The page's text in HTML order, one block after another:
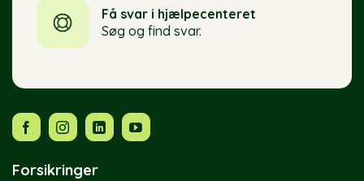
Få svar i hjælpecenteret
Søg og find svar.
Forsikringer